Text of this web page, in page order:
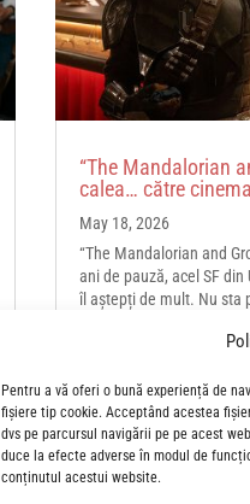
Pentru a vă oferi o bună experiență de
fișiere tip cookie. Acceptând acestea
dvs pe parcursul navigării pe pe acest
duce la efecte adverse în modul de
conținutul acestui website.
“The Mandalorian
calea… către
May 18, 2026
“The Mandalorian and
ani de pauză, acel SF din
îl aștepți de mult. Nu sta